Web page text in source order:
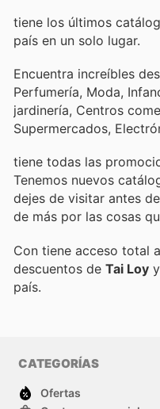
tiene los últimos
país en un solo lugar.
Encuentra increíbles
Perfumería, Moda,
jardinería, Centros
Supermercados,
tiene todas las
Tenemos nuevos
dejes de visitar antes
de más por las cosas
Con tiene acceso total
descuentos de Tai Loy
país.
CATEGORÍAS
Ofertas